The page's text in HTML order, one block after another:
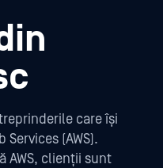
care își
(AWS).
AWS, clienții sunt